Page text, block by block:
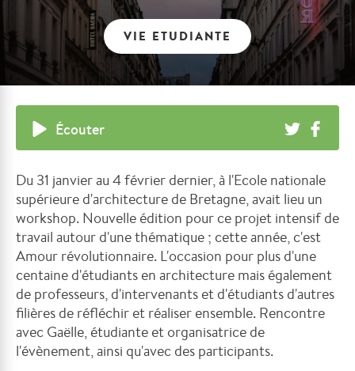
VIE ETUDIANTE
Écouter
Du 31 janvier au 4 février dernier, à l'Ecole nationale
supérieure d'architecture de Bretagne, avait lieu un
workshop. Nouvelle édition pour ce projet intensif de
travail autour d'une thématique ; cette année, c'est
Amour révolutionnaire. L'occasion pour plus d'une
centaine d'étudiants en architecture mais également
de professeurs, d'intervenants et d'étudiants d'autres
filières de réfléchir et réaliser ensemble. Rencontre
avec Gaëlle, étudiante et organisatrice de
l'évènement, ainsi qu'avec des participants.